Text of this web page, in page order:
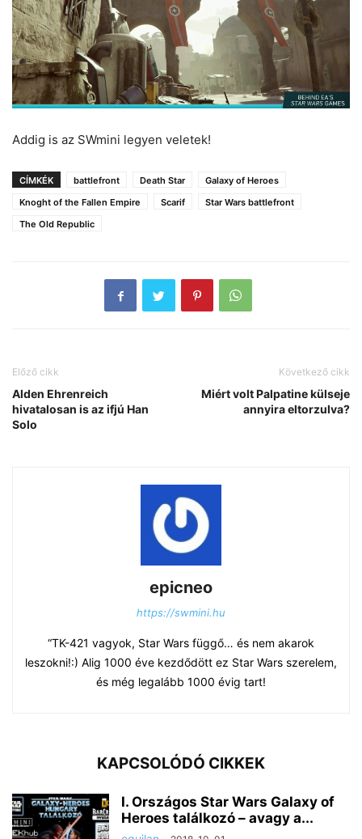
Addig is az SWmini legyen veletek!
CÍMKÉK battlefront Death Star
Galaxy of Heroes
Knoght of the Fallen Empire
Scarif
Star Wars battlefront
The Old Republic
Előző cikk
Alden Ehrenreich
hivatalosan is az ifjú Han
Solo
Következő cikk
Miért volt Palpatine külseje
annyira eltorzulva?
epicneo
https://swmini.hu
“TK-421 vagyok, Star Wars függő… és nem akarok
leszokni!:) Alig 1000 éve kezdődött ez Star Wars szerelem,
és még legalább 1000 évig tart!
KAPCSOLÓDÓ CIKKEK
I. Országos Star Wars Galaxy of
Heroes találkozó – avagy a...